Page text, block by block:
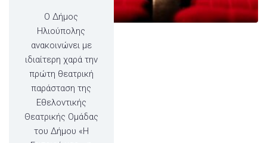
Ο Δήμος
Ηλιούπολης
ανακοινώνει με
ιδιαίτερη χαρά την
πρώτη θεατρική
παράσταση της
Εθελοντικής
Θεατρικής Ομάδας
του Δήμου «Η